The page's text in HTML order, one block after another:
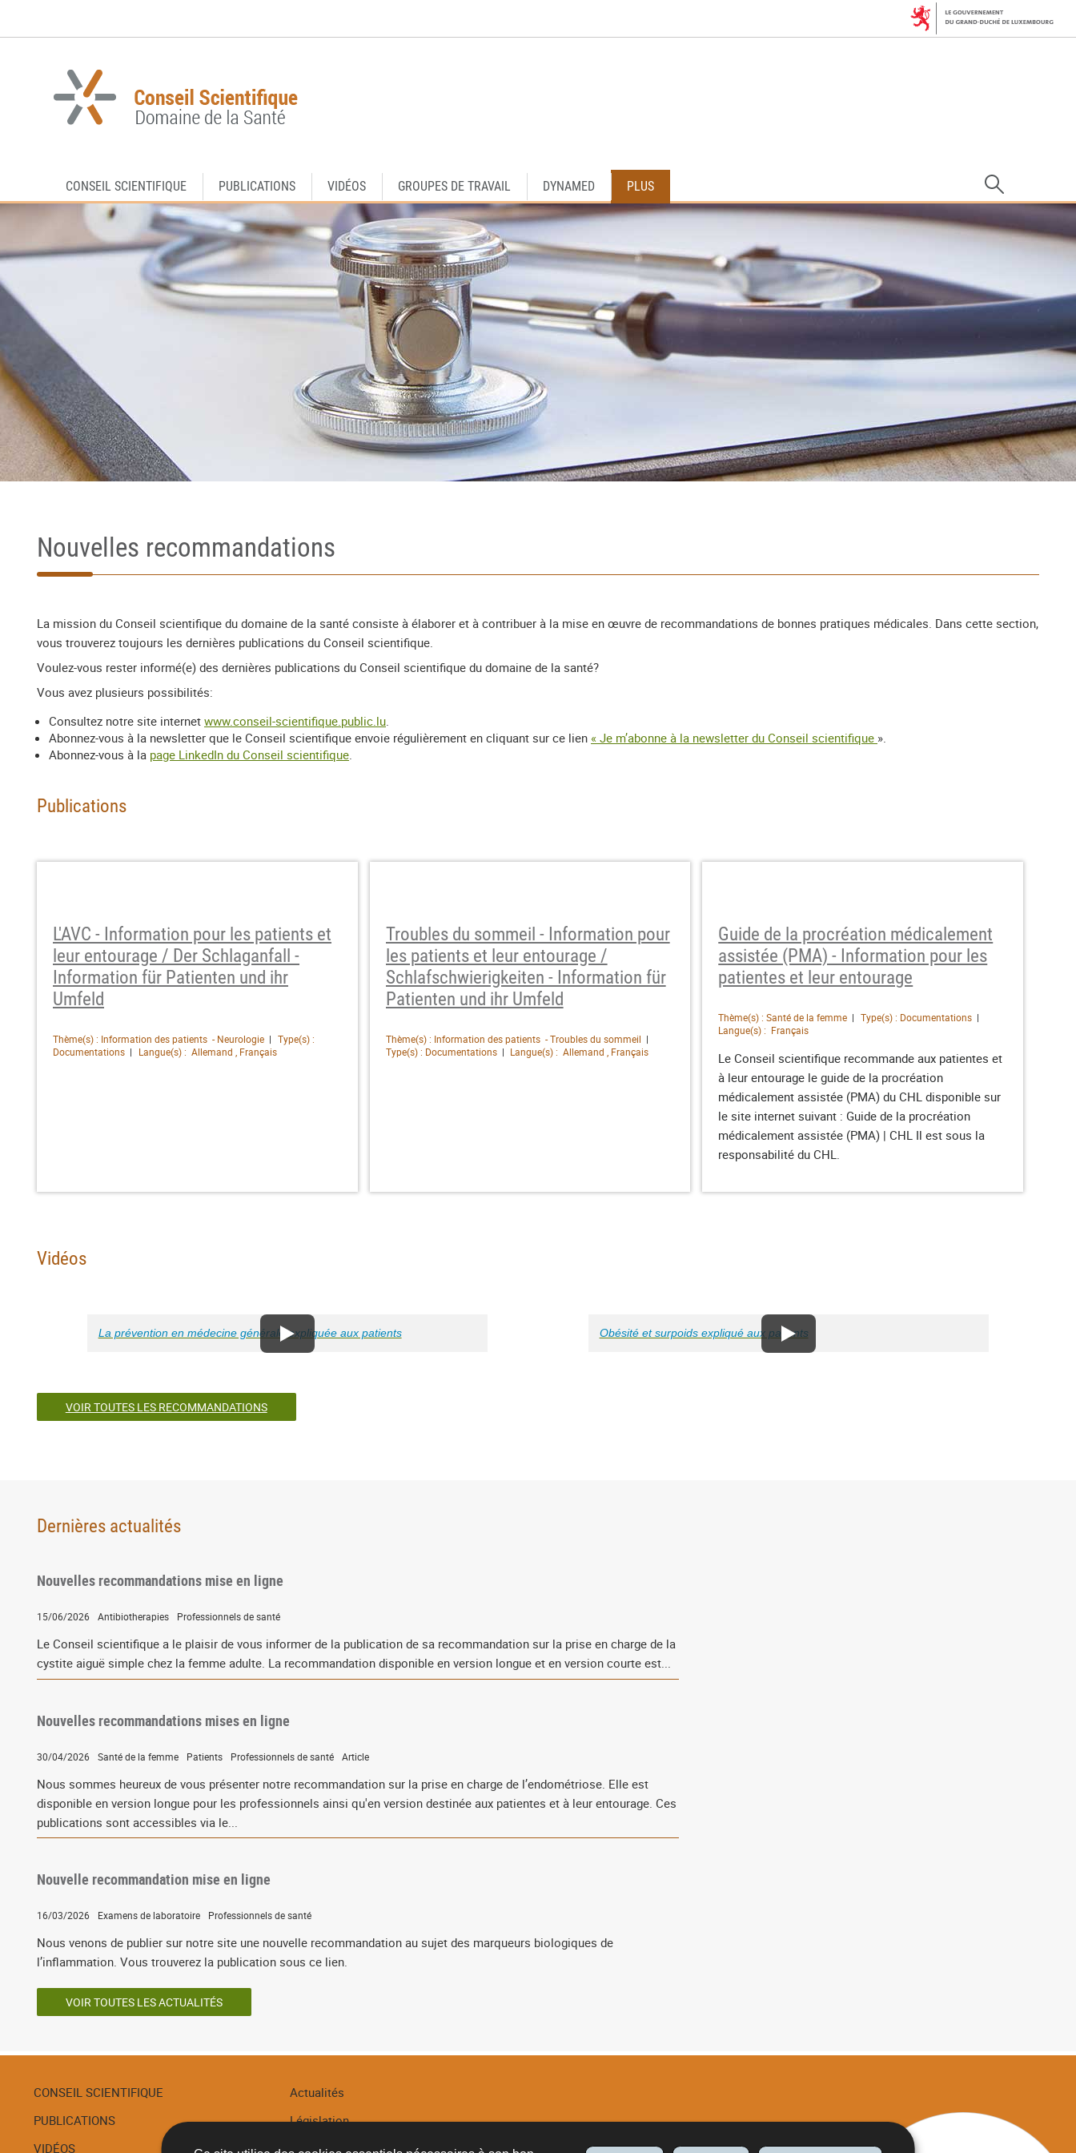
la
contenu
CONSEIL SCIENTIFIQUE PUBLICATIONS VIDÉOS GROUPES DE TRAVAIL DYNAMED PLUS
Nouvelles recommandations
La mission du Conseil scientifique du domaine de la santé consiste à élaborer et à contribuer à la mise en œuvre de recommandations de bonnes pratiques médicales. Dans cette section,
vous trouverez toujours les dernières publications du Conseil scientifique.
Voulez-vous rester informé(e) des dernières publications du Conseil scientifique du domaine de la santé?
Vous avez plusieurs possibilités:
Consultez notre site internet www.conseil-scientifique.public.lu.
Abonnez-vous à la newsletter que le Conseil scientifique envoie régulièrement en cliquant sur ce lien « Je m’abonne à la newsletter du Conseil scientifique ».
Abonnez-vous à la page LinkedIn du Conseil scientifique.
Publications
L'AVC - Information pour les patients et
leur entourage / Der Schlaganfall -
Information für Patienten und ihr
Umfeld
Thème(s) : Information des patients - Neurologie
Type(s) :
Documentations
Langue(s) : Allemand , Français
Troubles du sommeil - Information pour
les patients et leur entourage /
Schlafschwierigkeiten - Information für
Patienten und ihr Umfeld
Thème(s) : Information des patients - Troubles du sommeil
Type(s) : Documentations
Langue(s) : Allemand , Français
Guide de la procréation médicalement
assistée (PMA) - Information pour les
patientes et leur entourage
Thème(s) : Santé de la femme
Type(s) : Documentations
Langue(s) : Français
Le Conseil scientifique recommande aux patientes et
à leur entourage le guide de la procréation
médicalement assistée (PMA) du CHL disponible sur
le site internet suivant : Guide de la procréation
médicalement assistée (PMA) | CHL Il est sous la
responsabilité du CHL.
Vidéos
La prévention en médecine générale expliquée aux patients Obésité et surpoids expliqué aux patients
VOIR TOUTES LES RECOMMANDATIONS
Dernières actualités
Nouvelles recommandations mise en ligne
15/06/2026 Antibiotherapies Professionnels de santé
Le Conseil scientifique a le plaisir de vous informer de la publication de sa recommandation sur la prise en charge de la
cystite aiguë simple chez la femme adulte. La recommandation disponible en version longue et en version courte est...
Nouvelles recommandations mises en ligne
30/04/2026 Santé de la femme Patients Professionnels de santé Article
Nous sommes heureux de vous présenter notre recommandation sur la prise en charge de l’endométriose. Elle est
disponible en version longue pour les professionnels ainsi qu'en version destinée aux patientes et à leur entourage. Ces
publications sont accessibles via le...
Nouvelle recommandation mise en ligne
16/03/2026 Examens de laboratoire Professionnels de santé
Nous venons de publier sur notre site une nouvelle recommandation au sujet des marqueurs biologiques de
l’inflammation. Vous trouverez la publication sous ce lien.
VOIR TOUTES LES ACTUALITÉS
Menu
CONSEIL SCIENTIFIQUE
PUBLICATIONS
VIDÉOS
Actualités
Législation
Recommandations